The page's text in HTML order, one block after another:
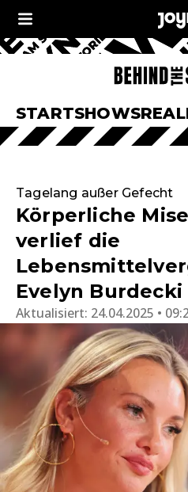
STARTSHOWS
Tagelang außer Gefecht
Körperliche
verlief die
Evelyn
Aktualisiert: 24.04.2025 •